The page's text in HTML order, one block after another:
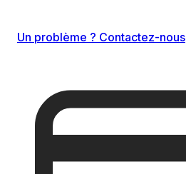
Un problème ? Contactez-nous